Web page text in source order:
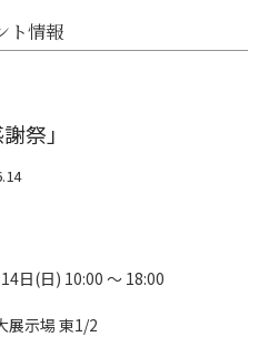
ト情報
祭」
日(日) 10:00 ～ 18:00
展示場 東1/2